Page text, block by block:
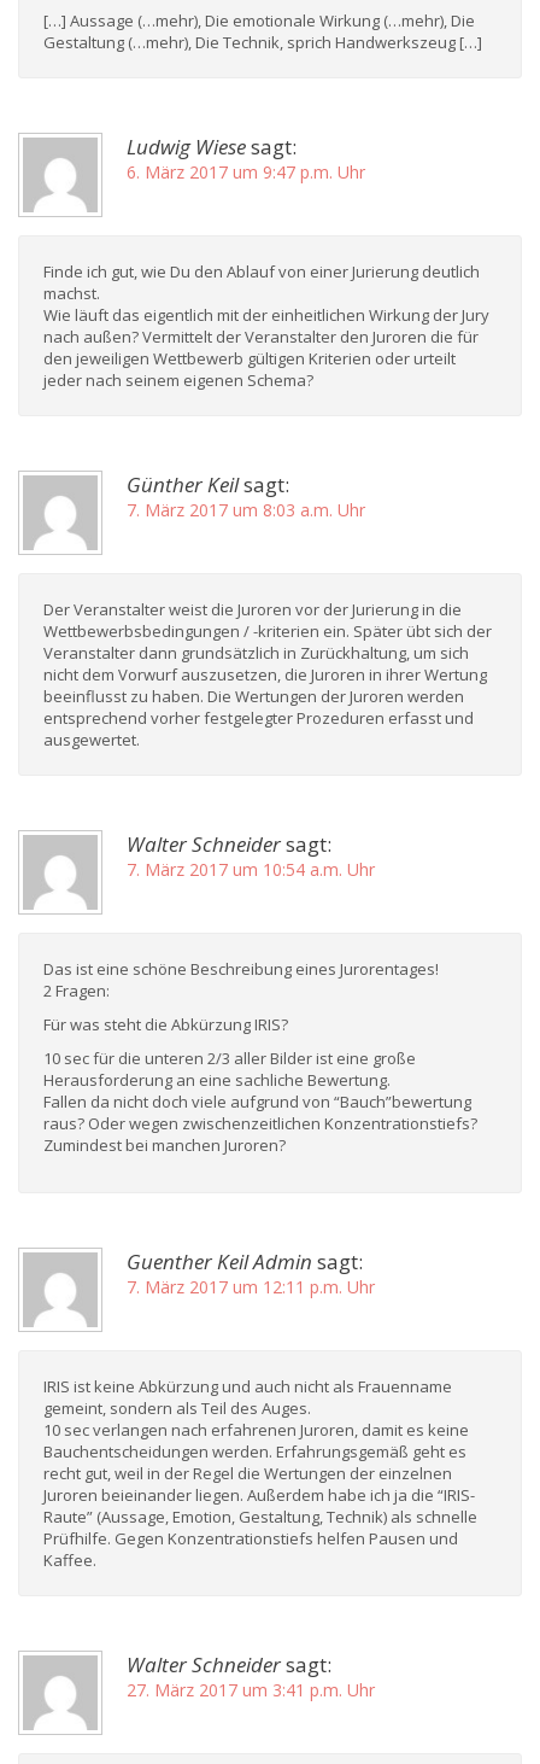
[…] Aussage (…mehr), Die emotionale Wirkung (…mehr), Die
Gestaltung (…mehr), Die Technik, sprich Handwerkszeug […]
Ludwig Wiesesagt:
6. März 2017 um 9:47 p.m. Uhr
Finde ich gut, wie Du den Ablauf von einer Jurierung deutlich
machst.
Wie läuft das eigentlich mit der einheitlichen Wirkung der Jury
nach außen? Vermittelt der Veranstalter den Juroren die für
den jeweiligen Wettbewerb gültigen Kriterien oder urteilt
jeder nach seinem eigenen Schema?
Günther Keilsagt:
7. März 2017 um 8:03 a.m. Uhr
Der Veranstalter weist die Juroren vor der Jurierung in die
Wettbewerbsbedingungen / -kriterien ein. Später übt sich der
Veranstalter dann grundsätzlich in Zurückhaltung, um sich
nicht dem Vorwurf auszusetzen, die Juroren in ihrer Wertung
beeinflusst zu haben. Die Wertungen der Juroren werden
entsprechend vorher festgelegter Prozeduren erfasst und
ausgewertet.
Walter Schneidersagt:
7. März 2017 um 10:54 a.m. Uhr
Das ist eine schöne Beschreibung eines Jurorentages!
2 Fragen:
Für was steht die Abkürzung IRIS?
10 sec für die unteren 2/3 aller Bilder ist eine große
Herausforderung an eine sachliche Bewertung.
Fallen da nicht doch viele aufgrund von “Bauch”bewertung
raus? Oder wegen zwischenzeitlichen Konzentrationstiefs?
Zumindest bei manchen Juroren?
Guenther Keil Admin sagt:
7. März 2017 um 12:11 p.m. Uhr
IRIS ist keine Abkürzung und auch nicht als Frauenname
gemeint, sondern als Teil des Auges.
10 sec verlangen nach erfahrenen Juroren, damit es keine
Bauchentscheidungen werden. Erfahrungsgemäß geht es
recht gut, weil in der Regel die Wertungen der einzelnen
Juroren beieinander liegen. Außerdem habe ich ja die “IRIS-
Raute” (Aussage, Emotion, Gestaltung, Technik) als schnelle
Prüfhilfe. Gegen Konzentrationstiefs helfen Pausen und
Kaffee.
Walter Schneidersagt:
27. März 2017 um 3:41 p.m. Uhr